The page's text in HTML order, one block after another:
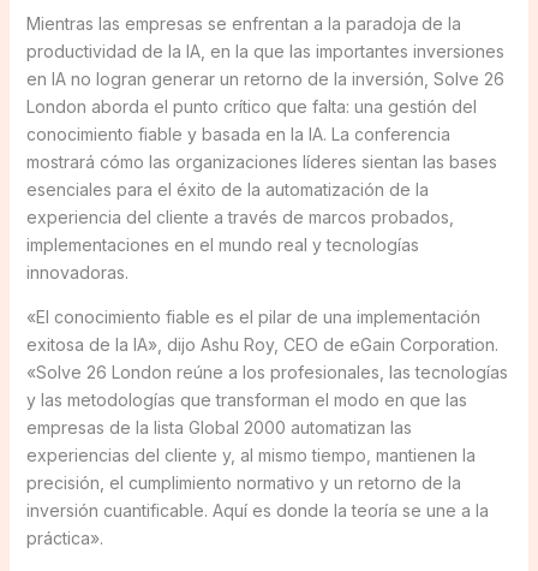
Mientras las empresas se enfrentan a la paradoja de la
productividad de la IA, en la que las importantes inversiones
en IA no logran generar un retorno de la inversión, Solve 26
London aborda el punto crítico que falta: una gestión del
conocimiento fiable y basada en la IA. La conferencia
mostrará cómo las organizaciones líderes sientan las bases
esenciales para el éxito de la automatización de la
experiencia del cliente a través de marcos probados,
implementaciones en el mundo real y tecnologías
innovadoras.
«El conocimiento fiable es el pilar de una implementación
exitosa de la IA», dijo Ashu Roy, CEO de eGain Corporation.
«Solve 26 London reúne a los profesionales, las tecnologías
y las metodologías que transforman el modo en que las
empresas de la lista Global 2000 automatizan las
experiencias del cliente y, al mismo tiempo, mantienen la
precisión, el cumplimiento normativo y un retorno de la
inversión cuantificable. Aquí es donde la teoría se une a la
práctica».